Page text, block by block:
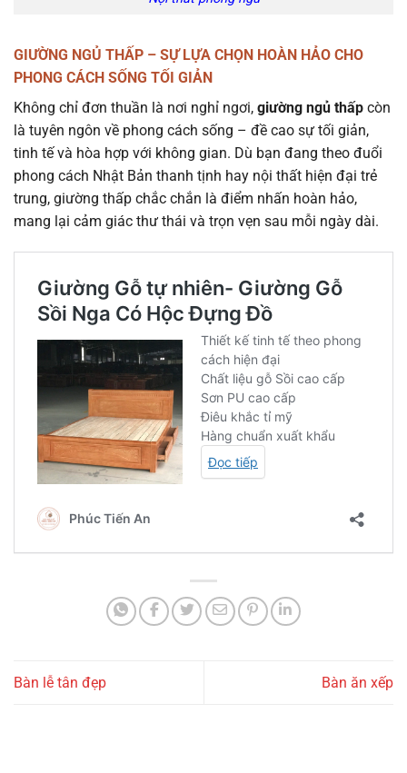
GIƯỜNG NGỦ THẤP – SỰ LỰA CHỌN HOÀN HẢO CHO
PHONG CÁCH SỐNG TỐI GIẢN
Không chỉ đơn thuần là nơi nghỉ ngơi, giường ngủ thấp còn
là tuyên ngôn về phong cách sống – đề cao sự tối giản,
tinh tế và hòa hợp với không gian. Dù bạn đang theo đuổi
phong cách Nhật Bản thanh tịnh hay nội thất hiện đại trẻ
trung, giường thấp chắc chắn là điểm nhấn hoàn hảo,
mang lại cảm giác thư thái và trọn vẹn sau mỗi ngày dài.
Bàn lễ tân đẹp Bàn ăn xếp